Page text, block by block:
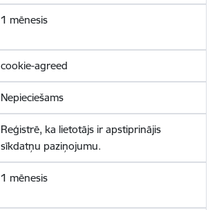
1 mēnesis
cookie-agreed
Nepieciešams
Reģistrē, ka lietotājs ir apstiprinājis
sīkdatņu paziņojumu.
1 mēnesis